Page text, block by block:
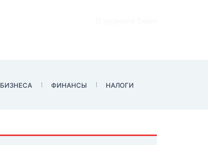
ФИНАНСЫ НАЛОГИ